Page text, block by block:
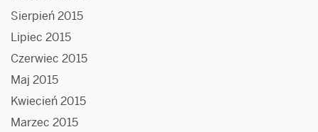
Sierpień 2015
Lipiec 2015
Czerwiec 2015
Maj 2015
Kwiecień 2015
Marzec 2015